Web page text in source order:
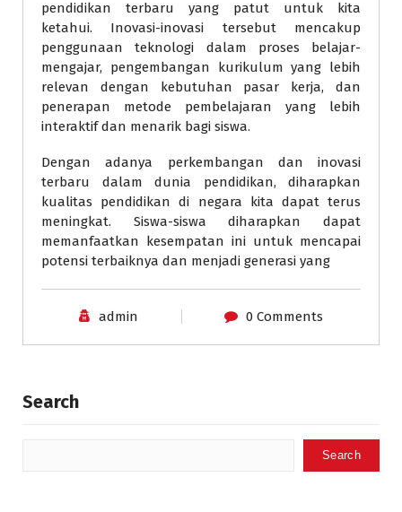
pendidikan terbaru yang patut untuk kita
ketahui. Inovasi-inovasi tersebut mencakup
penggunaan teknologi dalam proses belajar-
mengajar, pengembangan kurikulum yang lebih
relevan dengan kebutuhan pasar kerja, dan
penerapan metode pembelajaran yang lebih
interaktif dan menarik bagi siswa.
Dengan adanya perkembangan dan inovasi
terbaru dalam dunia pendidikan, diharapkan
kualitas pendidikan di negara kita dapat terus
meningkat. Siswa-siswa diharapkan dapat
memanfaatkan kesempatan ini untuk mencapai
potensi terbaiknya dan menjadi generasi yang
admin 0 Comments
Search
Search